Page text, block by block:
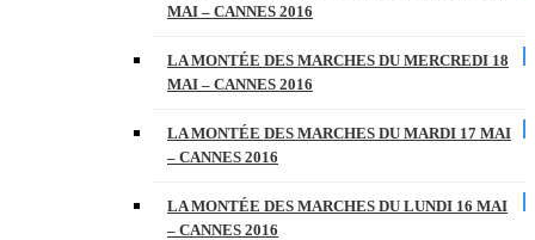
MAI – CANNES 2016
LA MONTÉE DES MARCHES DU MERCREDI 18
MAI – CANNES 2016
LA MONTÉE DES MARCHES DU MARDI 17 MAI
– CANNES 2016
LA MONTÉE DES MARCHES DU LUNDI 16 MAI
– CANNES 2016